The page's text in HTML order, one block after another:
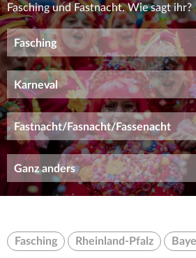
Fasching und Fastnacht. Wie sagt ihr?
Fasching
Karneval
Fastnacht/Fasnacht/Fassenacht
Ganz anders
Fasching Rheinland-Pfalz